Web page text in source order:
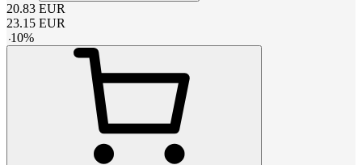
20.83 EUR
23.15 EUR
-10%